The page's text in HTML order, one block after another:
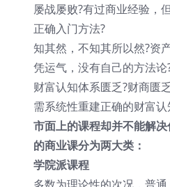
屡战屡败?有过商业经验，
正确入门方法?
知其然，不知其所以然?资
凭运气，没有自己的方法论
财富认知体系匮乏?财商匮
需系统性重建正确的财富认
市面上的课程却并不能解
的商业课分为两大类：
学院派课程